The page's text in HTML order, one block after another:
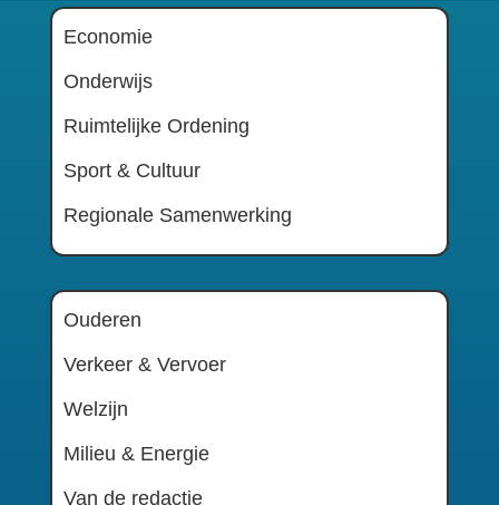
Economie
Onderwijs
Ruimtelijke Ordening
Sport & Cultuur
Regionale Samenwerking
Ouderen
Verkeer & Vervoer
Welzijn
Milieu & Energie
Van de redactie